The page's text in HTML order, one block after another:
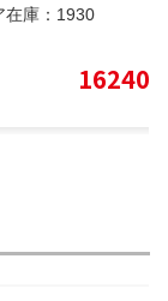
庫： 1930
16240